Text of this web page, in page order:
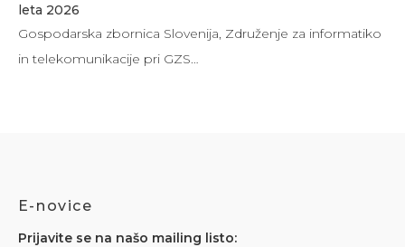
leta 2026
Gospodarska zbornica Slovenija, Združenje za informatiko
in telekomunikacije pri GZS…
E-novice
Prijavite se na našo mailing listo: